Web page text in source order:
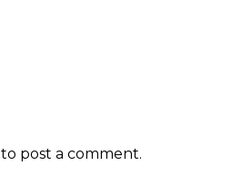
to post a comment.